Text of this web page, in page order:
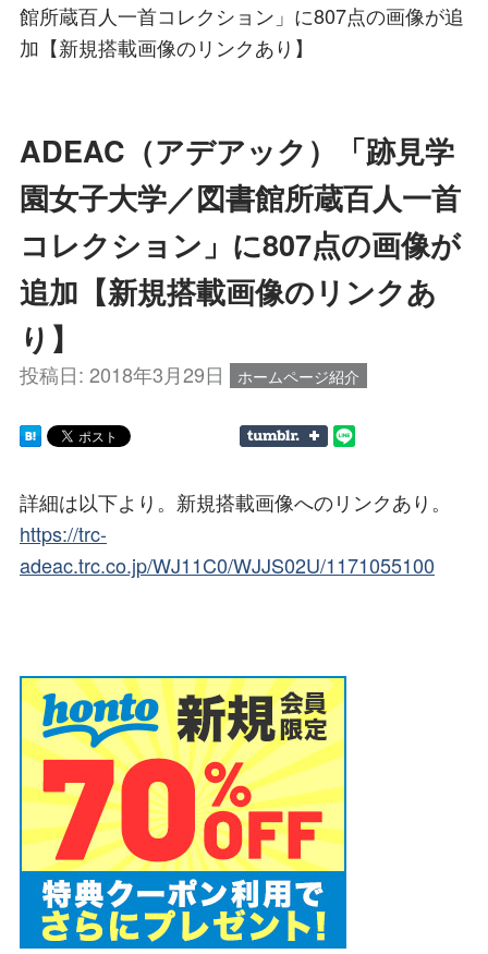
館所蔵百人一首コレクション」に807点の画像が追
加【新規搭載画像のリンクあり】
ADEAC（アデアック）「跡見学
園女子大学／図書館所蔵百人一首
コレクション」に807点の画像が
追加【新規搭載画像のリンクあ
り】
投稿日: 2018年3月29日 ホームページ紹介
詳細は以下より。新規搭載画像へのリンクあり。
https://trc-
adeac.trc.co.jp/WJ11C0/WJJS02U/1171055100